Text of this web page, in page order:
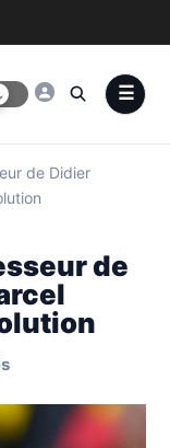
de Didier
de